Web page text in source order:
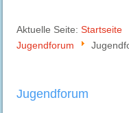
Aktuelle Seite:Startseite
Jugendforum
Jugendforum